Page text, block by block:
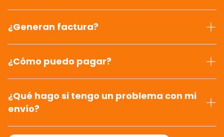
¿Generan factura?
¿Cómo puedo pagar?
¿Qué hago si tengo un problema con mi
envío?